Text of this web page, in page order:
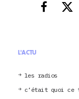
L'ACTU
les radios
c’était quoi